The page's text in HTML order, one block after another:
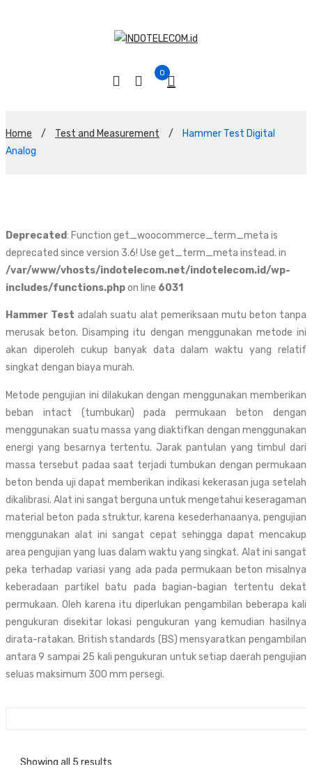
0
Home / Test and Measurement /
Hammer Test Digital
Analog
Deprecated: Function get_woocommerce_term_meta is
deprecated since version 3.6! Use get_term_meta instead. in
/var/www/vhosts/indotelecom.net/indotelecom.id/wp-
includes/functions.phpon line 6031
Hammer Test adalah suatu alat pemeriksaan mutu beton tanpa
merusak beton. Disamping itu dengan menggunakan metode ini
akan diperoleh cukup banyak data dalam waktu yang relatif
singkat dengan biaya murah.
Metode pengujian ini dilakukan dengan menggunakan memberikan
beban intact (tumbukan) pada permukaan beton dengan
menggunakan suatu massa yang diaktifkan dengan menggunakan
energi yang besarnya tertentu. Jarak pantulan yang timbul dari
massa tersebut padaa saat terjadi tumbukan dengan permukaan
beton benda uji dapat memberikan indikasi kekerasan juga setelah
dikalibrasi. Alat ini sangat berguna untuk mengetahui keseragaman
material beton pada struktur, karena kesederhanaanya, pengujian
menggunakan alat ini sangat cepat sehingga dapat mencakup
area pengujian yang luas dalam waktu yang singkat. Alat ini sangat
peka terhadap variasi yang ada pada permukaan beton misalnya
keberadaan partikel batu pada bagian-bagian tertentu dekat
permukaan. Oleh karena itu diperlukan pengambilan beberapa kali
pengukuran disekitar lokasi pengukuran yang kemudian hasilnya
dirata-ratakan. British standards (BS) mensyaratkan pengambilan
antara 9 sampai 25 kali pengukuran untuk setiap daerah pengujian
seluas maksimum 300 mm persegi.
Showing all 5 results